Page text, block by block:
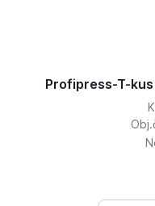
Profipress-T-